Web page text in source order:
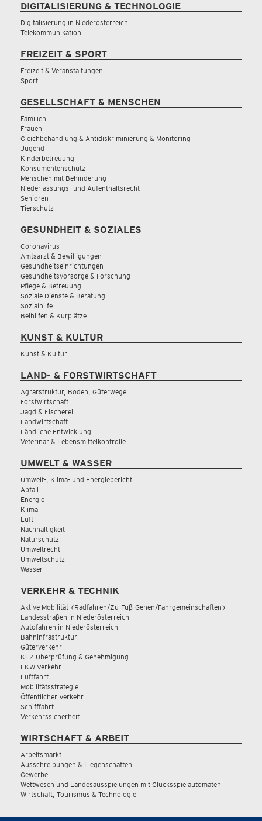
DIGITALISIERUNG & TECHNOLOGIE
Digitalisierung in Niederösterreich
Telekommunikation
FREIZEIT & SPORT
Freizeit & Veranstaltungen
Sport
GESELLSCHAFT & MENSCHEN
Familien
Frauen
Gleichbehandlung & Antidiskriminierung & Monitoring
Jugend
Kinderbetreuung
Konsumentenschutz
Menschen mit Behinderung
Niederlassungs- und Aufenthaltsrecht
Senioren
Tierschutz
GESUNDHEIT & SOZIALES
Coronavirus
Amtsarzt & Bewilligungen
Gesundheitseinrichtungen
Gesundheitsvorsorge & Forschung
Pflege & Betreuung
Soziale Dienste & Beratung
Sozialhilfe
Beihilfen & Kurplätze
KUNST & KULTUR
Kunst & Kultur
LAND- & FORSTWIRTSCHAFT
Agrarstruktur, Boden, Güterwege
Forstwirtschaft
Jagd & Fischerei
Landwirtschaft
Ländliche Entwicklung
Veterinär & Lebensmittelkontrolle
UMWELT & WASSER
Umwelt-, Klima- und Energiebericht
Abfall
Energie
Klima
Luft
Nachhaltigkeit
Naturschutz
Umweltrecht
Umweltschutz
Wasser
VERKEHR & TECHNIK
Aktive Mobilität (Radfahren/Zu-Fuß-Gehen/Fahrgemeinschaften)
Landesstraßen in Niederösterreich
Autofahren in Niederösterreich
Bahninfrastruktur
Güterverkehr
KFZ-Überprüfung & Genehmigung
LKW Verkehr
Luftfahrt
Mobilitätsstrategie
Öffentlicher Verkehr
Schifffahrt
Verkehrssicherheit
WIRTSCHAFT & ARBEIT
Arbeitsmarkt
Ausschreibungen & Liegenschaften
Gewerbe
Wettwesen und Landesausspielungen mit Glücksspielautomaten
Wirtschaft, Tourismus & Technologie